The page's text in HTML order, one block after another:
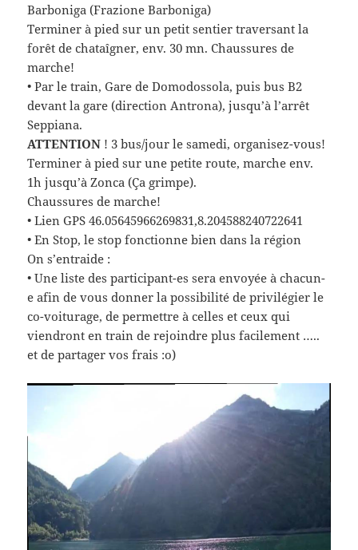
Barboniga (Frazione Barboniga)
Terminer à pied sur un petit sentier traversant la
forêt de chataîgner, env. 30 mn. Chaussures de
marche!
• Par le train, Gare de Domodossola, puis bus B2
devant la gare (direction Antrona), jusqu’à l’arrêt
Seppiana.
ATTENTION ! 3 bus/jour le samedi, organisez-vous!
Terminer à pied sur une petite route, marche env.
1h jusqu’à Zonca (Ça grimpe).
Chaussures de marche!
• Lien GPS 46.05645966269831,8.204588240722641
• En Stop, le stop fonctionne bien dans la région
On s’entraide :
• Une liste des participant-es sera envoyée à chacun-
e afin de vous donner la possibilité de privilégier le
co-voiturage, de permettre à celles et ceux qui
viendront en train de rejoindre plus facilement …..
et de partager vos frais :o)